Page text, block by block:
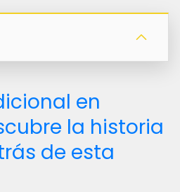
en
la historia
de esta